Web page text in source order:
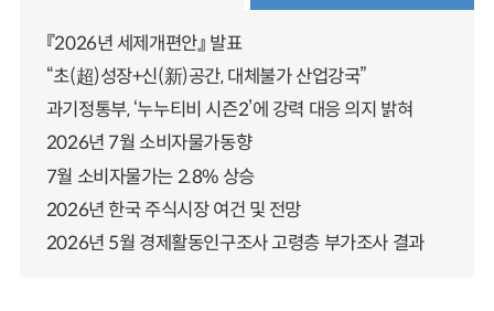
『2026년 세제개편안』 발표
“초(超)성장+신(新)공간, 대체불가 산업강국”
과기정통부, ‘누누티비 시즌2’에 강력 대응 의지 밝혀
2026년 7월 소비자물가동향
7월 소비자물가는 2.8% 상승
2026년 한국 주식시장 여건 및 전망
2026년 5월 경제활동인구조사 고령층 부가조사 결과